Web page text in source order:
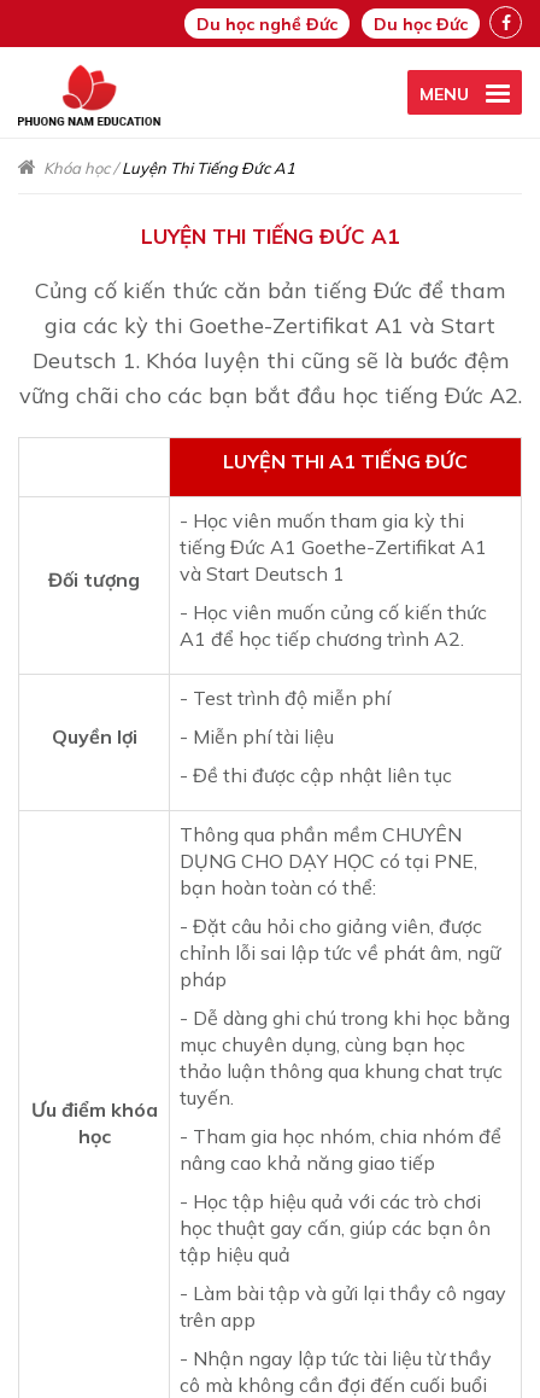
Du học nghề Đức Du học Đức
MENU
Khóa học/Luyện Thi Tiếng Đức A1
LUYỆN THI TIẾNG ĐỨC A1
Củng cố kiến thức căn bản tiếng Đức để tham
gia các kỳ thi Goethe-Zertifikat A1 và Start
Deutsch 1. Khóa luyện thi cũng sẽ là bước đệm
vững chãi cho các bạn bắt đầu học tiếng Đức A2.
LUYỆN THI A1 TIẾNG ĐỨC
Đối tượng
- Học viên muốn tham gia kỳ thi
tiếng Đức A1 Goethe-Zertifikat A1
và Start Deutsch 1
- Học viên muốn củng cố kiến thức
A1 để học tiếp chương trình A2.
Quyền lợi
- Test trình độ miễn phí
- Miễn phí tài liệu
- Đề thi được cập nhật liên tục
Ưu điểm khóa
học
Thông qua phần mềm CHUYÊN
DỤNG CHO DẠY HỌC có tại PNE,
bạn hoàn toàn có thể:
- Đặt câu hỏi cho giảng viên, được
chỉnh lỗi sai lập tức về phát âm, ngữ
pháp
- Dễ dàng ghi chú trong khi học bằng
mục chuyên dụng, cùng bạn học
thảo luận thông qua khung chat trực
tuyến.
- Tham gia học nhóm, chia nhóm để
nâng cao khả năng giao tiếp
- Học tập hiệu quả với các trò chơi
học thuật gay cấn, giúp các bạn ôn
tập hiệu quả
- Làm bài tập và gửi lại thầy cô ngay
trên app
- Nhận ngay lập tức tài liệu từ thầy
cô mà không cần đợi đến cuối buổi